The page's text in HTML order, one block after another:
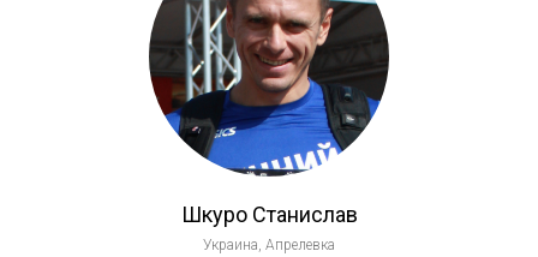
Шкуро Станислав
Украина, Апрелевка